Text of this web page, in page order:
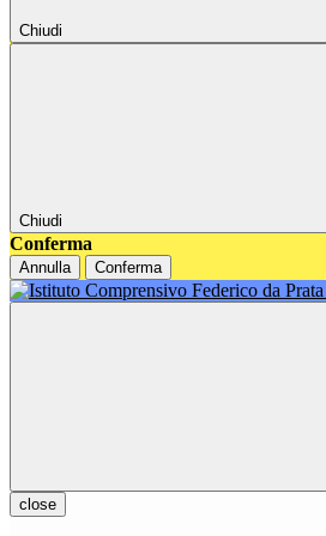
Chiudi
Chiudi
Conferma
Annulla Conferma
close